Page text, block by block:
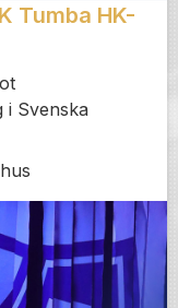
Tumba HK-
i Svenska